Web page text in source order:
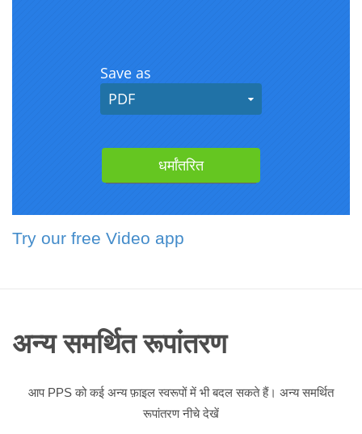
Try our free Video app
अन्य समर्थित रूपांतरण
आप PPS को कई अन्य फ़ाइल स्वरूपों में भी बदल सकते हैं। अन्य समर्थित
रूपांतरण नीचे देखें